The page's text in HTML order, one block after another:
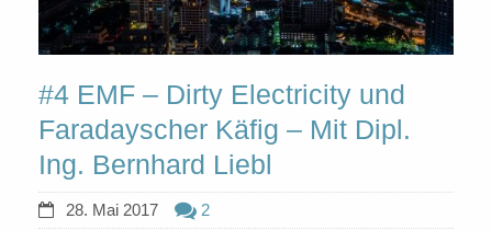
#4 EMF – Dirty Electricity und
Faradayscher Käfig – Mit Dipl.
Ing. Bernhard Liebl
28. Mai 2017 2